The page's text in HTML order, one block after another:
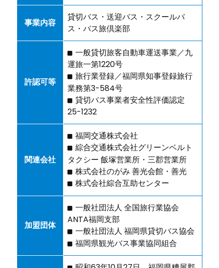
事業内容
貸切バス・送迎バス・スクールバ
ス・バス旅倶楽部
許認可等
一般貸切旅客自動車運送事業／九
運旅一第1220号
旅行業登録／福岡県知事登録旅行
業務第3-584号
貸切バス事業者安全性評価認定
25-1232
関連会社
福岡交通株式会社
綜合交通株式会社グリーンベルト
タクシー 飯塚営業所・三郡営業所
株式会社のがみ 善光会館・善光
株式会社綜合互助センター
加盟団体
一般社団法人 全国旅行業協会
ANTA福岡支部
一般社団法人 福岡県貸切バス協会
福岡県観光バス事業協同組合